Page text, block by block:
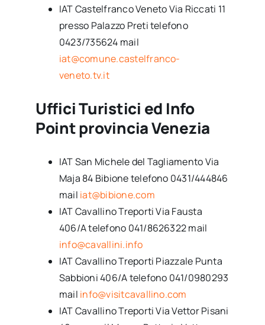
IAT Castelfranco Veneto Via Riccati 11
presso Palazzo Preti telefono
0423/735624 mail
iat@comune.castelfranco-
veneto.tv.it
Uffici Turistici ed Info
Point provincia Venezia
IAT San Michele del Tagliamento Via
Maja 84 Bibione telefono 0431/444846
mail iat@bibione.com
IAT Cavallino Treporti Via Fausta
406/A telefono 041/8626322 mail
info@cavallini.info
IAT Cavallino Treporti Piazzale Punta
Sabbioni 406/A telefono 041/0980293
mail info@visitcavallino.com
IAT Cavallino Treporti Via Vettor Pisani